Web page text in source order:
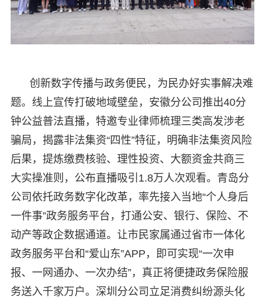
创新数字传播与政务便民，为民办好实事解决难
题。线上宣传打破地域壁垒，安徽分公司推出40分
钟公益普法直播，特邀专业律师梳理三类高发涉老
骗局，揭露非法集资“四性”特征，明确非法集资风险
后果，提炼缴费核验、理性投资、大额资金共商三
大实操准则，公布直播吸引1.8万人次观看。青岛分
公司依托政务数字化改革，率先接入当地“个人身后
一件事”政务服务平台，打通公安、银行、保险、不
动产等政企数据通道。让市民家属通过省市一体化
政务服务平台和“爱山东”APP，即可实现“一次申
报、一网通办、一次办结”，真正将便捷政务保险服
务送入千家万户。深圳分公司立足消费纠纷源头化